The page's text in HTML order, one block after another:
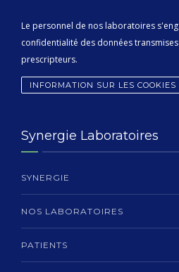
Le personnel de nos laboratoires
confidentialité des données
prescripteurs.
INFORMATION SUR LES COOKIES
Synergie Laboratoires
SYNERGIE
NOS LABORATOIRES
PATIENTS